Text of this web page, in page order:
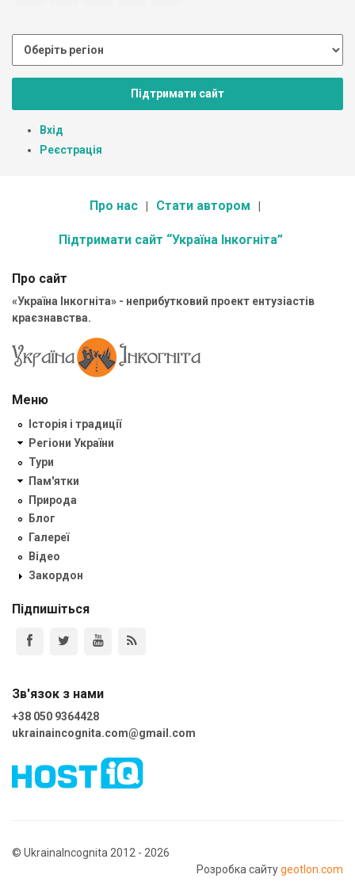
Підтримати сайт
Вхід
Реєстрація
Про нас Стати автором
Підтримати сайт “Україна Інкогніта”
Про сайт
«Україна Інкогніта» - неприбутковий проект ентузіастів
краєзнавства.
Меню
Історія і традиції
Регіони України
Тури
Пам'ятки
Природа
Блог
Галереї
Відео
Закордон
Підпишіться
Зв'язок з нами
+38 050 9364428
ukrainaincognita.com@gmail.com
© UkrainaIncognita 2012 - 2026
Розробка сайтуgeotlon.com